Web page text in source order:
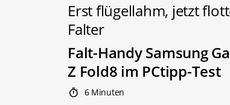
Erst flügellahm, jetzt
Falter
Falt-Handy Samsung
Z Fold8 im PCtipp-Test
6 Minuten